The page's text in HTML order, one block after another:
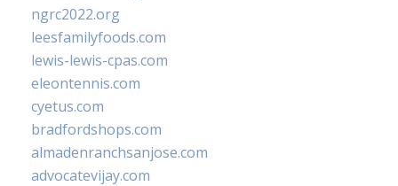
ngrc2022.org
leesfamilyfoods.com
lewis-lewis-cpas.com
eleontennis.com
cyetus.com
bradfordshops.com
almadenranchsanjose.com
advocatevijay.com